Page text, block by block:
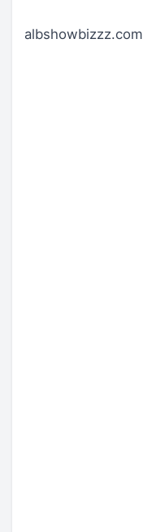
albshowbizzz.com